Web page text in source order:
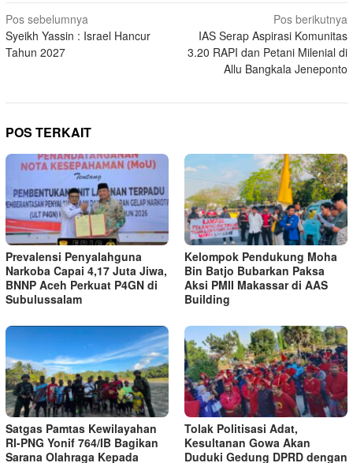
Navigasi
pos
Pos sebelumnya
Syeikh Yassin : Israel Hancur
Tahun 2027
Pos berikutnya
IAS Serap Aspirasi Komunitas
3.20 RAPI dan Petani Milenial di
Allu Bangkala Jeneponto
POS TERKAIT
Prevalensi Penyalahguna
Narkoba Capai 4,17 Juta Jiwa,
BNNP Aceh Perkuat P4GN di
Subulussalam
Kelompok Pendukung Moha
Bin Batjo Bubarkan Paksa
Aksi PMII Makassar di AAS
Building
Satgas Pamtas Kewilayahan
RI-PNG Yonif 764/IB Bagikan
Sarana Olahraga Kepada
Tolak Politisasi Adat,
Kesultanan Gowa Akan
Duduki Gedung DPRD dengan